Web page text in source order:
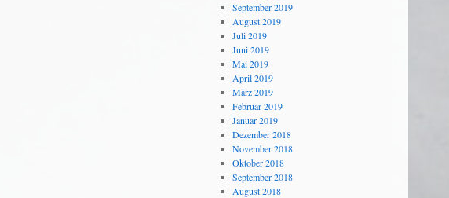
September 2019
August 2019
Juli 2019
Juni 2019
Mai 2019
April 2019
März 2019
Februar 2019
Januar 2019
Dezember 2018
November 2018
Oktober 2018
September 2018
August 2018